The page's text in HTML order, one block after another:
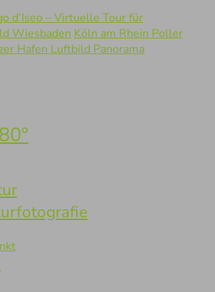
d’Iseo – Virtuelle Tour für
Wiesbaden Köln am Rhein Poller
Hafen Luftbild Panorama